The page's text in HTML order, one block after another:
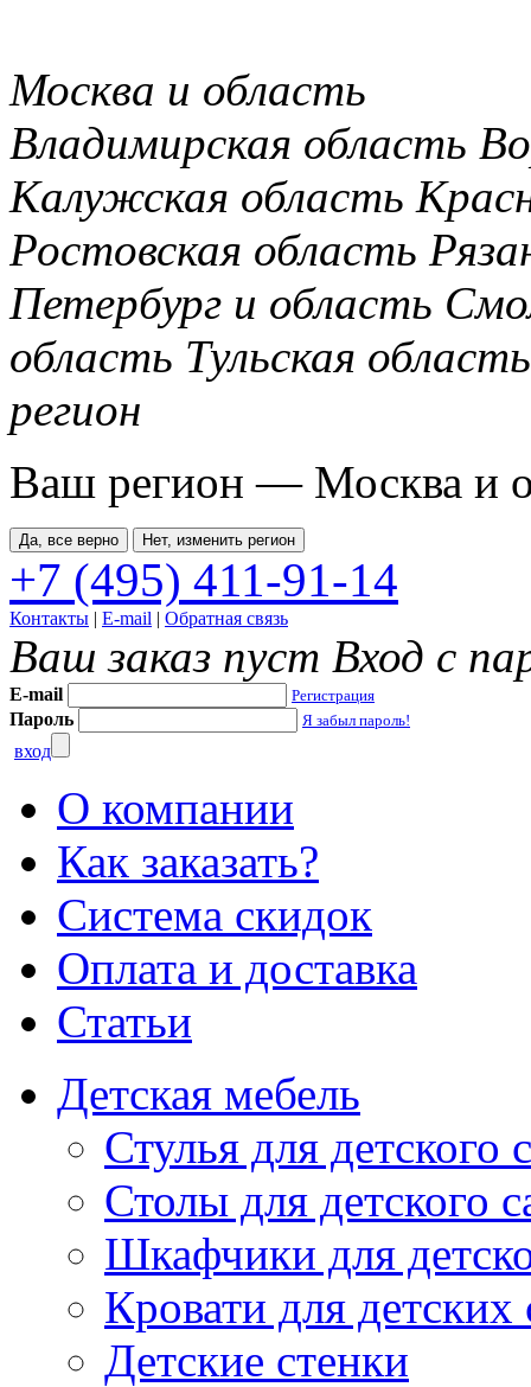
Москва и область
Владимирская область
Калужская область
Ростовская область
Петербург и область
область Тульская область
регион
Ваш регион — Москва и
Да, все верно Нет, изменить регион
+7 (495) 411-91-14
Контакты | E-mail | Обратная связь
Ваш заказ пуст Вход с
E-mail Регистрация
Пароль Я забыл пароль!
вход
О компании
Как заказать?
Система скидок
Оплата и доставка
Статьи
Детская мебель
Стулья для детского
Столы для детского
Шкафчики для
Кровати для детских
Детские стенки